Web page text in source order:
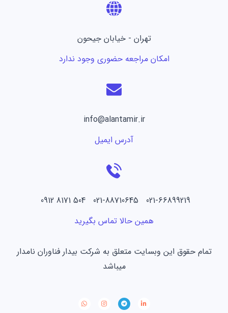
تهران - خیابان جیحون
امکان مراجعه حضوری وجود ندارد
info@alantamir.ir
آدرس ایمیل
021-66899219 021-88710645 504 8171 0912
همین حالا تماس بگیرید
تمام حقوق این وبسایت متعلق به شرکت بیدار فناوران نامدار
میباشد